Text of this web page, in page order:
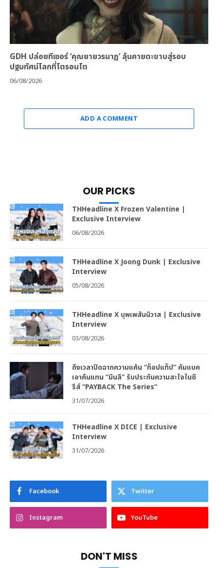
GDH ปล่อยทีเซอร์ ‘คุณยายวรนาฏ’ ลุ้นคายตะขาบสู่รอบ
ปฐมทัศน์โลกที่โตรอนโต
06/08/2026
ADD A COMMENT
OUR PICKS
THHeadline X Frozen Valentine |
Exclusive Interview
06/08/2026
THHeadline X Joong Dunk | Exclusive
Interview
05/08/2026
THHeadline X บุพเพสันนิวาส | Exclusive
Interview
03/08/2026
ถึงเวลาปิดฉากความแค้น “ท็อปแท็ป” คัมแบค
เอาคืนแทน “มินลี” รับประกันความสะใจในซี
รีส์ “PAYBACK The Series”
31/07/2026
THHeadline X DICE | Exclusive
Interview
31/07/2026
Facebook Twitter
Instagram YouTube
DON'T MISS